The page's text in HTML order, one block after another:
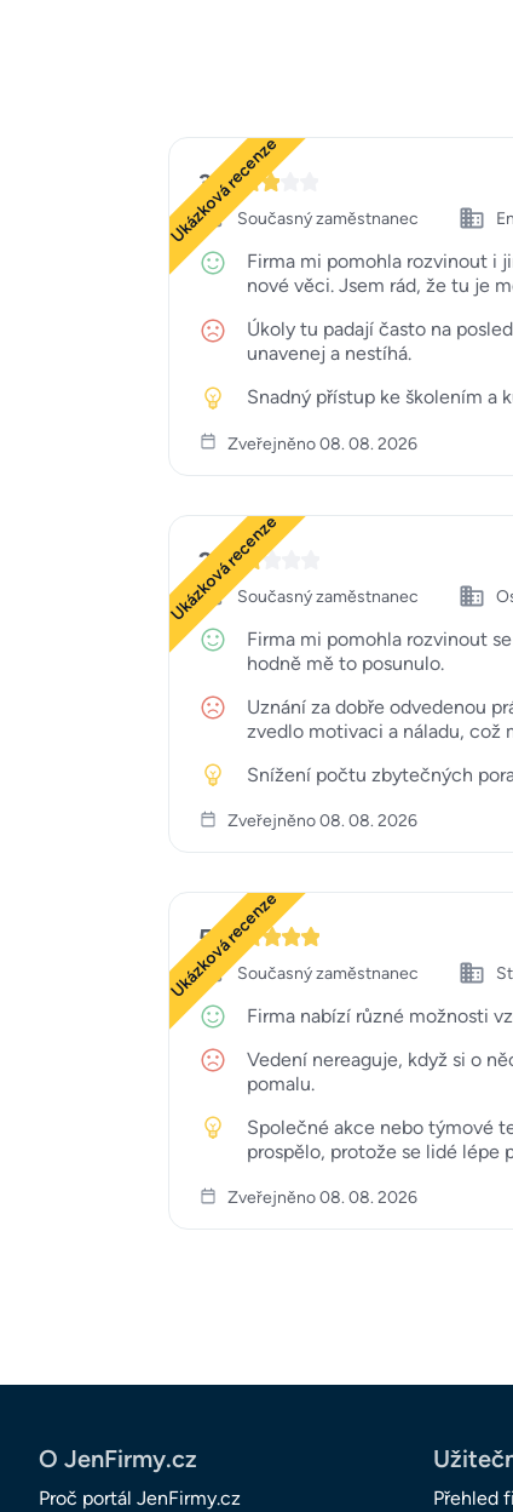
Ukázková recenze
3
Současný zaměstnanec
Firma mi pomohla rozvinout i
nové věci. Jsem rád, že tu je
Úkoly tu padají často na
unavenej a nestíhá.
Snadný přístup ke školením a
Zveřejněno 08. 08. 2026
Ukázková recenze
2
Současný zaměstnanec
Firma mi pomohla rozvinout
hodně mě to posunulo.
Uznání za dobře odvedenou
zvedlo motivaci a náladu, což
Snížení počtu zbytečných
Zveřejněno 08. 08. 2026
Ukázková recenze
5
Současný zaměstnanec
Firma nabízí různé možnosti
Vedení nereaguje, když si o
pomalu.
Společné akce nebo týmové
prospělo, protože se lidé lépe
Zveřejněno 08. 08. 2026
O JenFirmy.cz
Proč portál JenFirmy.cz Přehled